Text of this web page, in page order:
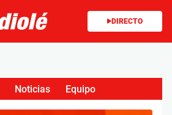
DIRECTO
Noticias Equipo